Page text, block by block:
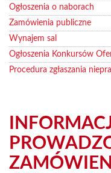
Ogłoszenia o naborach
Zamówienia publiczne
Wynajem sal
Ogłoszenia Konkursów
Procedura zgłaszania